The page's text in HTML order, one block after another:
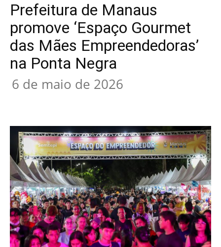
Prefeitura de Manaus
promove ‘Espaço Gourmet
das Mães Empreendedoras’
na Ponta Negra
6 de maio de 2026